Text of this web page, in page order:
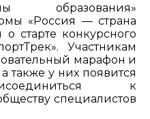
образования»
«Россия — страна
старте конкурсного
Участникам
марафон и
также у них появится
к
специалистов